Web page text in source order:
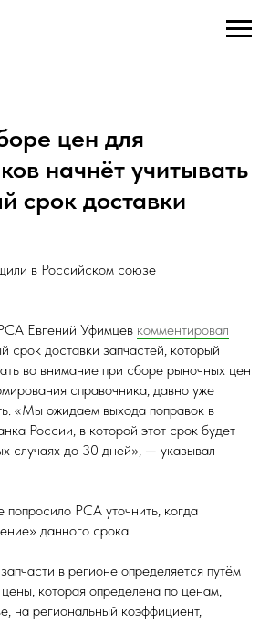
цен для
начнёт учитывать
срок доставки
в Российском союзе
Евгений Уфимцев комментировал
доставки запчастей, который
во внимание при сборе рыночных цен
справочника, давно уже
«Мы ожидаем выхода поправок в
России, в которой этот срок будет
случаях до 30 дней», — указывал
РСА уточнить, когда
данного срока.
в регионе определяется путём
которая определена по ценам,
на региональный коэффициент,